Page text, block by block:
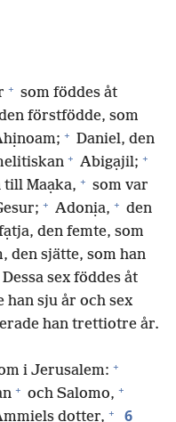
+ som föddes åt
förstfödde, som
+ Daniel, den
+ Abigạjil; +
till Maạka, + som var
+ Adonịa, + den
den femte, som
den sjätte, som han
Dessa sex föddes åt
sju år och sex
han trettiotre år.
i Jerusalem: +
+ och Salomo, +
dotter, + 6